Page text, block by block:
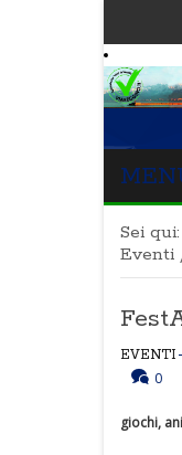
Sei qui:
Eventi
EVENTI
0
giochi,